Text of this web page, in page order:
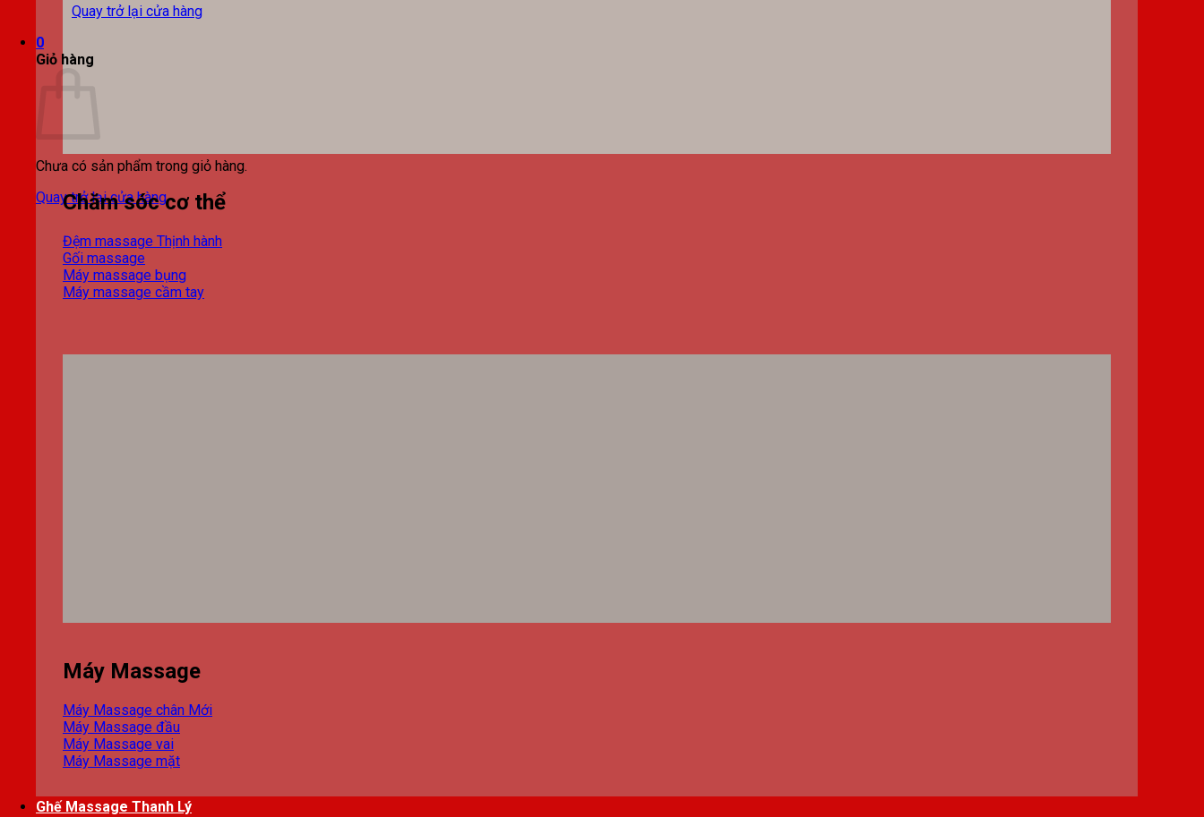
Quay trở lại cửa hàng
0
Giỏ hàng
Chưa có sản phẩm trong giỏ hàng.
Quay trở lại cửa hàng
Chăm sóc cơ thể
Đệm massage
Gối massage
Máy massage bụng
Máy massage cầm tay
Máy Massage
Máy Massage chân
Máy Massage đầu
Máy Massage vai
Máy Massage mặt
Ghế Massage Thanh Lý